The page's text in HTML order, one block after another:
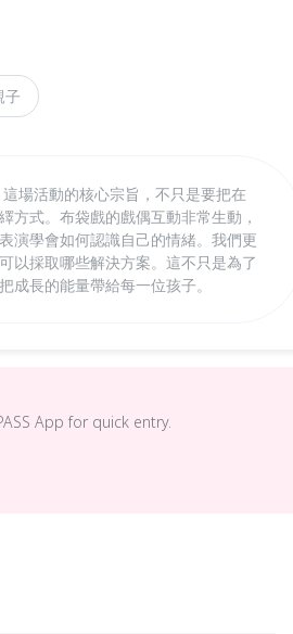
子
場活動的核心宗旨，不只是要把在
方式。布袋戲的戲偶互動非常生動，
演學會如何認識自己的情緒。我們更
以採取哪些解決方案。這不只是為了
長的能量帶給每一位孩子。
App for quick entry.